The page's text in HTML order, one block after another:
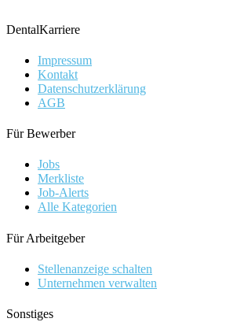
DentalKarriere
Impressum
Kontakt
Datenschutzerklärung
AGB
Für Bewerber
Jobs
Merkliste
Job-Alerts
Alle Kategorien
Für Arbeitgeber
Stellenanzeige schalten
Unternehmen verwalten
Sonstiges